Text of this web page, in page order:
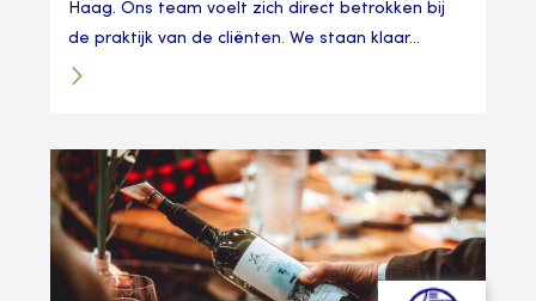
Haag. Ons team voelt zich direct betrokken bij
de praktijk van de cliënten. We staan klaar...